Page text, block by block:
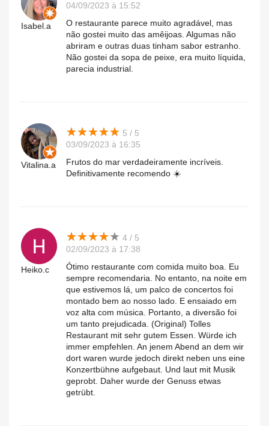
Isabel.a
04/09/2023 à 15:52
O restaurante parece muito agradável, mas
não gostei muito das amêijoas. Algumas não
abriram e outras duas tinham sabor estranho.
Não gostei da sopa de peixe, era muito líquida,
parecia industrial.
Vitalina.a
★★★★★
★★★★★ 5 / 5
03/09/2023 à 16:35
Frutos do mar verdadeiramente incríveis.
Definitivamente recomendo ☀️
Heiko.c
★★★★★
★★★★★ 4 / 5
02/09/2023 à 17:38
Ótimo restaurante com comida muito boa. Eu
sempre recomendaria. No entanto, na noite em
que estivemos lá, um palco de concertos foi
montado bem ao nosso lado. E ensaiado em
voz alta com música. Portanto, a diversão foi
um tanto prejudicada. (Original) Tolles
Restaurant mit sehr gutem Essen. Würde ich
immer empfehlen. An jenem Abend an dem wir
dort waren wurde jedoch direkt neben uns eine
Konzertbühne aufgebaut. Und laut mit Musik
geprobt. Daher wurde der Genuss etwas
getrübt.